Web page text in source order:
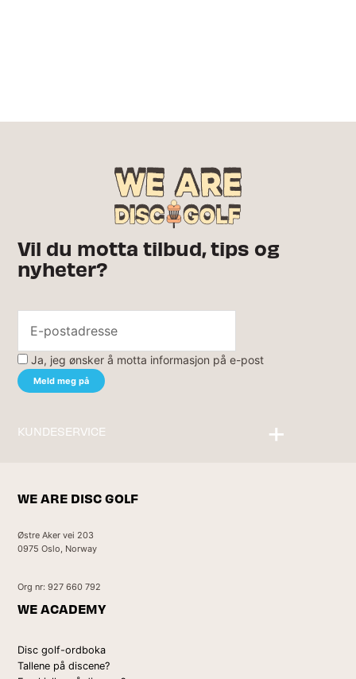
Vil du motta tilbud, tips og
nyheter?
Ja, jeg ønsker å motta informasjon på e-post
KUNDESERVICE
WE ARE DISC GOLF
Østre Aker vei 203
0975 Oslo, Norway
Org nr: 927 660 792
WE ACADEMY
Disc golf-ordboka
Tallene på discene?